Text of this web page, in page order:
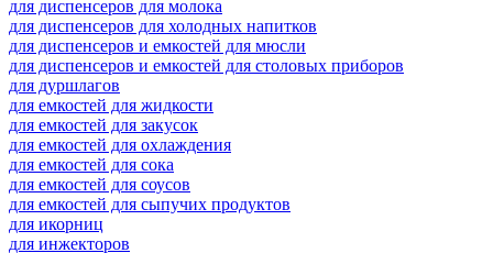
для диспенсеров для молока
для диспенсеров для холодных напитков
для диспенсеров и емкостей для мюсли
для диспенсеров и емкостей для столовых приборов
для дуршлагов
для емкостей для жидкости
для емкостей для закусок
для емкостей для охлаждения
для емкостей для сока
для емкостей для соусов
для емкостей для сыпучих продуктов
для икорниц
для инжекторов